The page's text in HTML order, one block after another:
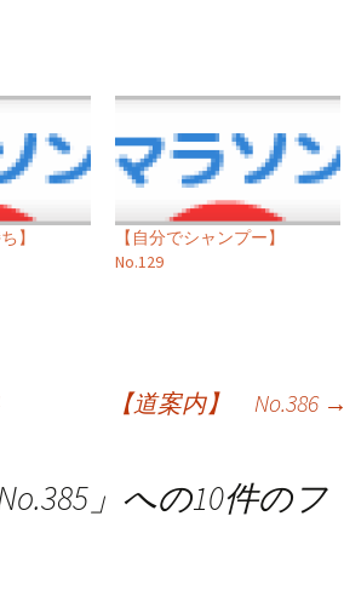
ち】
【自分でシャンプー】
No.129
【道案内】 No.386 →
」への10件のフ